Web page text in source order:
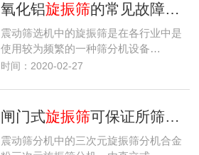
氧化铝旋振筛的常见故障及如何解决
震动筛选机中的旋振筛是在各行业中是
使用较为频繁的一种筛分机设备…
时间：2020-02-27
闸门式旋振筛可保证所筛分的物料在筛机内的停留时间
震动筛分机中的三次元旋振筛分机合金